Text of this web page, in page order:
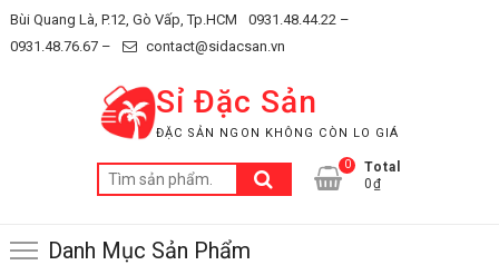
Skip
to
Bùi Quang Là, P.12, Gò Vấp, Tp.HCM
0931.48.44.22 –
0931.48.76.67 –
contact@sidacsan.vn
Sỉ Đặc Sản
ĐẶC SẢN NGON KHÔNG CÒN LO GIÁ
Tìm
kiếm:
0
Total
0₫
Danh Mục Sản Phẩm